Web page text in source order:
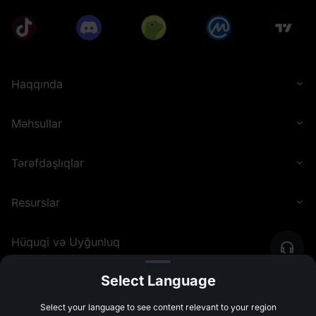
Haqqında
Məhsullar
Tərəfdaşlıqlar
Resurslar
Hüquqi və Uyğunluq
©2026 MEXC.COM
Select Language
Select your language to see content relevant to your region